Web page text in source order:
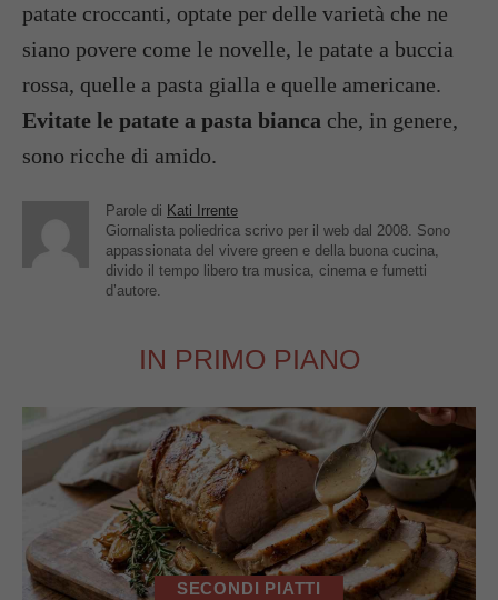
patate croccanti, optate per delle varietà che ne
siano povere come le novelle, le patate a buccia
rossa, quelle a pasta gialla e quelle americane.
Evitate le patate a pasta bianca che, in genere,
sono ricche di amido.
Parole di Kati Irrente
Giornalista poliedrica scrivo per il web dal 2008. Sono
appassionata del vivere green e della buona cucina,
divido il tempo libero tra musica, cinema e fumetti
d’autore.
IN PRIMO PIANO
SECONDI PIATTI